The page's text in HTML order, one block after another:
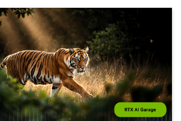
additions to the Gemma 4
a class of small, fast and omni-
built for efficient local execution
[…]